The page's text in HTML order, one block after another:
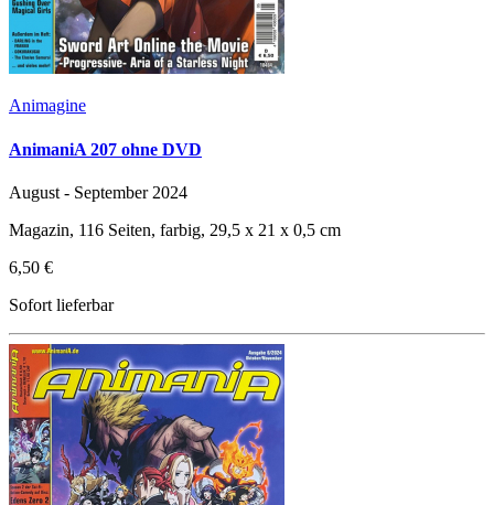
Animagine
AnimaniA 207 ohne DVD
August - September 2024
Magazin, 116 Seiten, farbig, 29,5 x 21 x 0,5 cm
6,50 €
Sofort lieferbar